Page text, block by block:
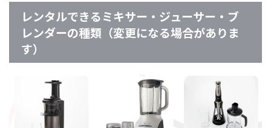
レンタルできるミキサー・ジューサー・ブ
レンダーの種類（変更になる場合がありま
す）